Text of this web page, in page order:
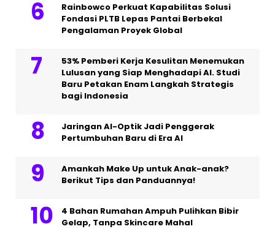
Rainbowco Perkuat Kapabilitas Solusi
Fondasi PLTB Lepas Pantai Berbekal
Pengalaman Proyek Global
53% Pemberi Kerja Kesulitan Menemukan
Lulusan yang Siap Menghadapi AI. Studi
Baru Petakan Enam Langkah Strategis
bagi Indonesia
Jaringan AI-Optik Jadi Penggerak
Pertumbuhan Baru di Era AI
Amankah Make Up untuk Anak-anak?
Berikut Tips dan Panduannya!
4 Bahan Rumahan Ampuh Pulihkan Bibir
Gelap, Tanpa Skincare Mahal